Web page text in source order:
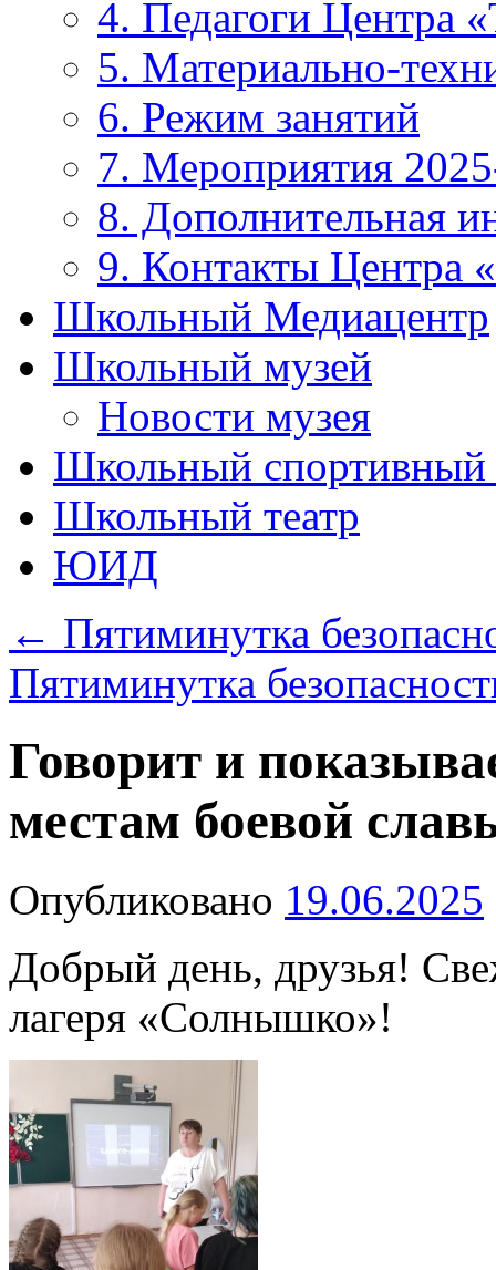
4. Педагоги Центра
5. Материально-
6. Режим занятий
7. Мероприятия
8. Дополнительная
9. Контакты Центра
Школьный Медиацентр
Школьный музей
Новости музея
Школьный спортивный
Школьный театр
ЮИД
← Пятиминутка
Пятиминутка
Говорит и
местам боевой
Опубликовано 19.06.2025
Добрый день, друзья!
лагеря «Солнышко»!